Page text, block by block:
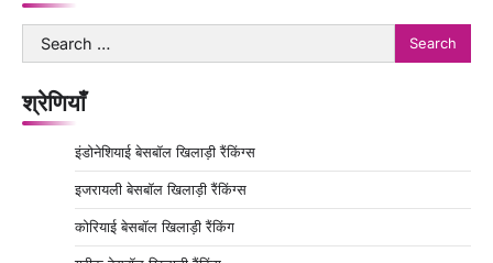
Search
for:
श्रेणियाँ
इंडोनेशियाई बेसबॉल खिलाड़ी रैंकिंग्स
इजरायली बेसबॉल खिलाड़ी रैंकिंग्स
कोरियाई बेसबॉल खिलाड़ी रैंकिंग